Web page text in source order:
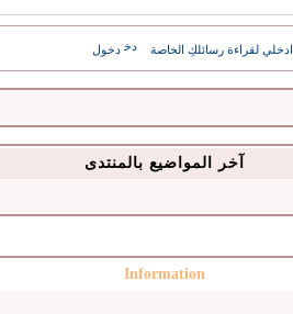
ادخلي لقراءة رسائلكِ الخاصة دخول
آخر المواضيع بالمنتدى
Information